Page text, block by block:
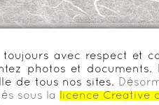
avec respect et
photos et
de tous nos sites.
sous la
licence Creative